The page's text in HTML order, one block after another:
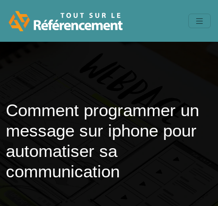
Comment programmer un
message sur iphone pour
automatiser sa
communication